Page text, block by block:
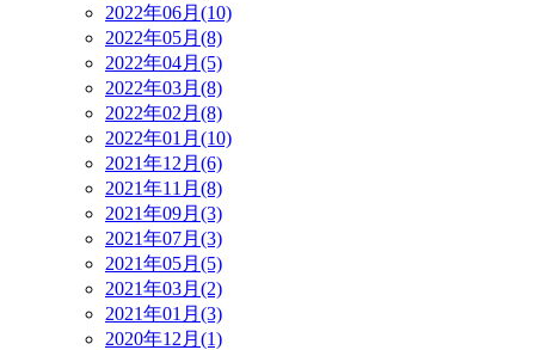
2022年06月(10)
2022年05月(8)
2022年04月(5)
2022年03月(8)
2022年02月(8)
2022年01月(10)
2021年12月(6)
2021年11月(8)
2021年09月(3)
2021年07月(3)
2021年05月(5)
2021年03月(2)
2021年01月(3)
2020年12月(1)